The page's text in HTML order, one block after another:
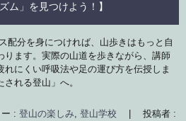
ム」を見つけよう！】
配分を身につければ、山歩きはもっと自
ります。実際の山道を歩きながら、講師
にくい呼吸法や足の運び方を伝授しま
れる登山」へ。
: 登山の楽しみ, 登山学校
投稿者 :